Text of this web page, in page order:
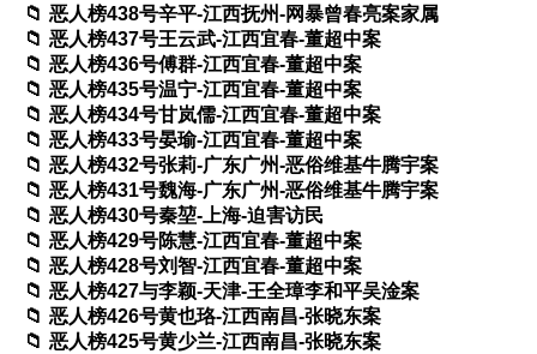
恶人榜438号辛平-江西抚州-网暴曾春亮案家属
恶人榜437号王云武-江西宜春-董超中案
恶人榜436号傅群-江西宜春-董超中案
恶人榜435号温宁-江西宜春-董超中案
恶人榜434号甘岚儒-江西宜春-董超中案
恶人榜433号晏瑜-江西宜春-董超中案
恶人榜432号张莉-广东广州-恶俗维基牛腾宇案
恶人榜431号魏海-广东广州-恶俗维基牛腾宇案
恶人榜430号秦堃-上海-迫害访民
恶人榜429号陈慧-江西宜春-董超中案
恶人榜428号刘智-江西宜春-董超中案
恶人榜427与李颖-天津-王全璋李和平吴淦案
恶人榜426号黄也珞-江西南昌-张晓东案
恶人榜425号黄少兰-江西南昌-张晓东案